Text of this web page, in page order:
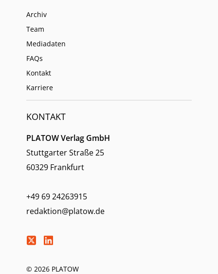
Archiv
Team
Mediadaten
FAQs
Kontakt
Karriere
KONTAKT
PLATOW Verlag GmbH
Stuttgarter Straße 25
60329 Frankfurt
+49 69 24263915
redaktion@platow.de
© 2026 PLATOW